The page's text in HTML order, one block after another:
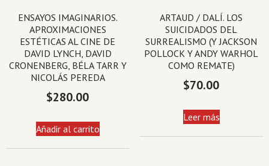
ENSAYOS IMAGINARIOS.
APROXIMACIONES
ESTÉTICAS AL CINE DE
DAVID LYNCH, DAVID
CRONENBERG, BÉLA TARR Y
NICOLÁS PEREDA
$280.00
Añadir al carrito
ARTAUD / DALÍ. LOS
SUICIDADOS DEL
SURREALISMO (Y JACKSON
POLLOCK Y ANDY WARHOL
COMO REMATE)
$70.00
Leer más